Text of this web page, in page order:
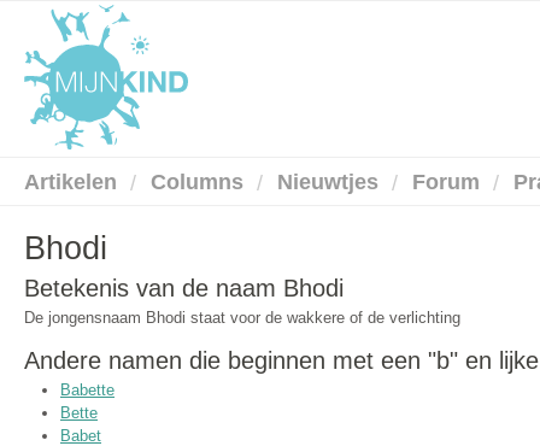
Artikelen Columns Nieuwtjes Forum
Bhodi
Betekenis van de naam Bhodi
De jongensnaam Bhodi staat voor de wakkere of de verlichting
Andere namen die beginnen met een "b" en
Babette
Bette
Babet